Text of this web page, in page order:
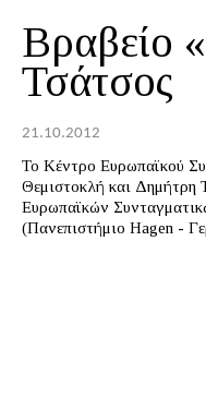
Βραβείο
Τσάτσος
21.10.2012
Το Κέντρο Ευρωπαϊκού
Θεμιστοκλή και Δημήτρη
Ευρωπαϊκών
(Πανεπιστήμιο Hagen -